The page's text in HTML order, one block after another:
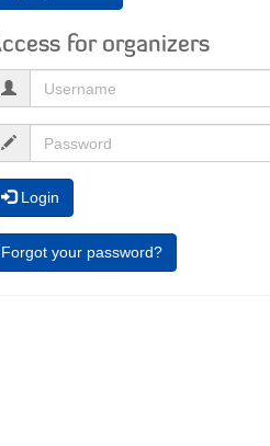
for organizers
Login
Forgot your password?